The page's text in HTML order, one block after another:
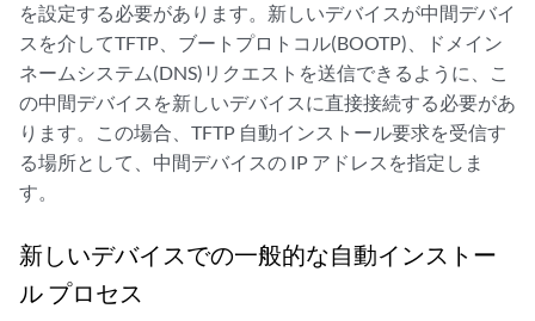
を設定する必要があります。新しいデバイスが中間デバイ
スを介してTFTP、ブートプロトコル(BOOTP)、ドメイン
ネームシステム(DNS)リクエストを送信できるように、こ
の中間デバイスを新しいデバイスに直接接続する必要があ
ります。この場合、TFTP 自動インストール要求を受信す
る場所として、中間デバイスの IP アドレスを指定しま
す。
新しいデバイスでの一般的な自動インストー
ル プロセス